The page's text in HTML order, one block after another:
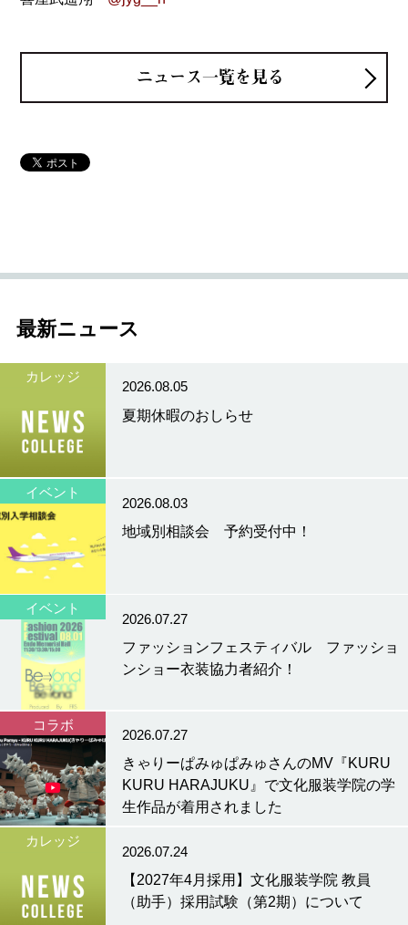
ニュース一覧を見る
最新ニュース
カレッジ
2026.08.05
夏期休暇のおしらせ
イベント
2026.08.03
地域別相談会 予約受付中！
イベント
2026.07.27
ファッションフェスティバル ファッショ
ンショー衣装協力者紹介！
コラボ
2026.07.27
きゃりーぱみゅぱみゅさんのMV『KURU
KURU HARAJUKU』で文化服装学院の学
生作品が着用されました
カレッジ
2026.07.24
【2027年4月採用】文化服装学院 教員
（助手）採用試験（第2期）について